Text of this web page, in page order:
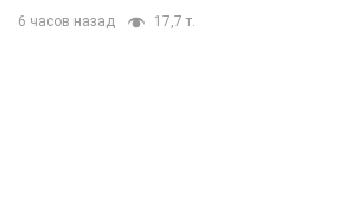
6 часов назад 17,7 т.